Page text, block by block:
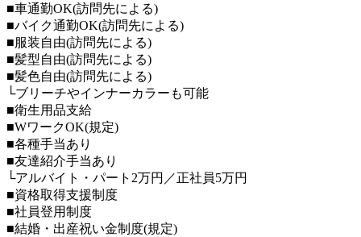
■車通勤OK(訪問先による)
■バイク通勤OK(訪問先による)
■服装自由(訪問先による)
■髪型自由(訪問先による)
■髪色自由(訪問先による)
└ブリーチやインナーカラーも可能
■衛生用品支給
■WワークOK(規定)
■各種手当あり
■友達紹介手当あり
└アルバイト・パート2万円／正社員5万円
■資格取得支援制度
■社員登用制度
■結婚・出産祝い金制度(規定)